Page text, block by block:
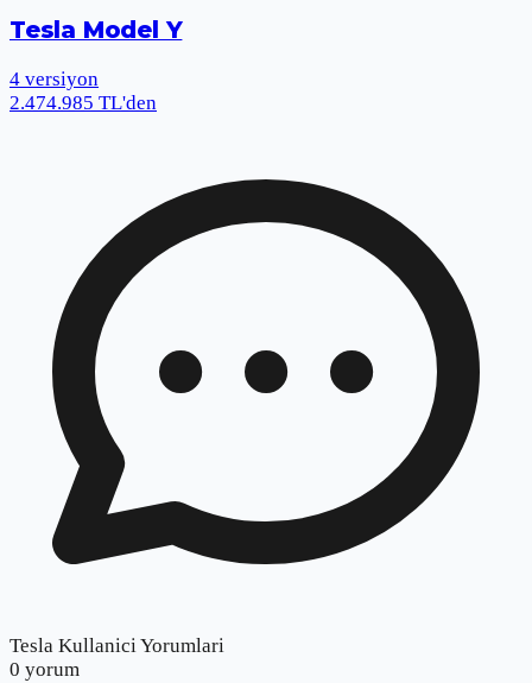
Tesla Model Y
4 versiyon
2.474.985 TL'den
Tesla Kullanici Yorumlari
0 yorum